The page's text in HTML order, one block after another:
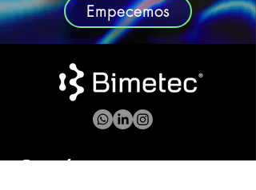
Empecemos
Contáctanos